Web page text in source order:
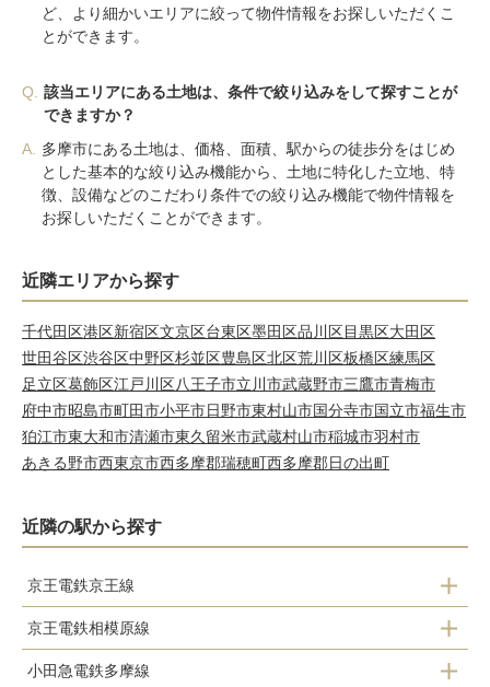
ど、より細かいエリアに絞って物件情報をお探しいただくこ
とができます。
Q.
該当エリアにある土地は、条件で絞り込みをして探すことが
できますか？
A.
多摩市にある土地は、価格、面積、駅からの徒歩分をはじめ
とした基本的な絞り込み機能から、土地に特化した立地、特
徴、設備などのこだわり条件での絞り込み機能で物件情報を
お探しいただくことができます。
近隣エリアから探す
千代田区港区新宿区文京区台東区墨田区品川区目黒区大田区
世田谷区渋谷区中野区杉並区豊島区北区荒川区板橋区練馬区
足立区葛飾区江戸川区八王子市立川市武蔵野市三鷹市青梅市
府中市昭島市町田市小平市日野市東村山市国分寺市国立市福生市
狛江市東大和市清瀬市東久留米市武蔵村山市稲城市羽村市
あきる野市西東京市西多摩郡瑞穂町西多摩郡日の出町
近隣の駅から探す
京王電鉄京王線
聖蹟桜ヶ丘駅
京王電鉄相模原線
京王永山駅
小田急電鉄多摩線